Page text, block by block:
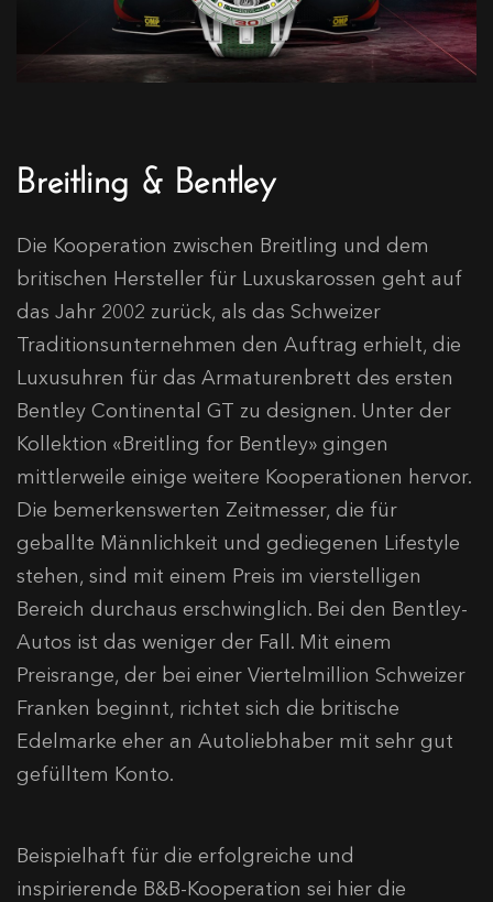
Breitling & Bentley
Die Kooperation zwischen Breitling und dem
britischen Hersteller für Luxuskarossen geht auf
das Jahr 2002 zurück, als das Schweizer
Traditionsunternehmen den Auftrag erhielt, die
Luxusuhren für das Armaturenbrett des ersten
Bentley Continental GT zu designen. Unter der
Kollektion «Breitling for Bentley» gingen
mittlerweile einige weitere Kooperationen hervor.
Die bemerkenswerten Zeitmesser, die für
geballte Männlichkeit und gediegenen Lifestyle
stehen, sind mit einem Preis im vierstelligen
Bereich durchaus erschwinglich. Bei den Bentley-
Autos ist das weniger der Fall. Mit einem
Preisrange, der bei einer Viertelmillion Schweizer
Franken beginnt, richtet sich die britische
Edelmarke eher an Autoliebhaber mit sehr gut
gefülltem Konto.
Beispielhaft für die erfolgreiche und
inspirierende B&B-Kooperation sei hier die